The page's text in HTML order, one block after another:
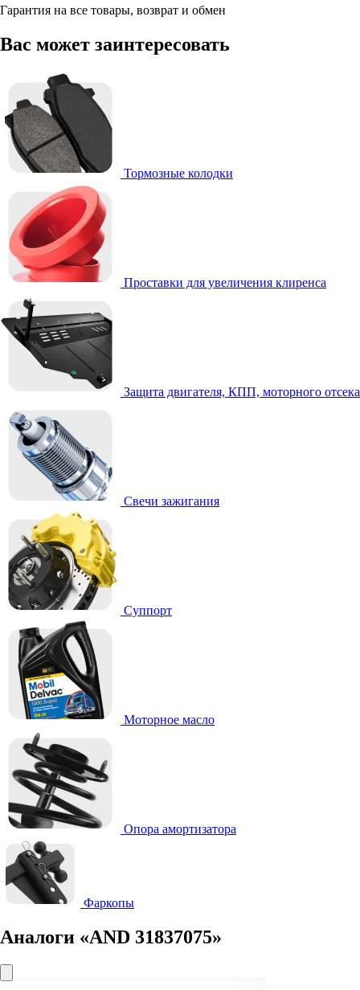
Гарантия на все товары, возврат и обмен
Вас может заинтересовать
Тормозные колодки
Проставки для увеличения клиренса
Защита двигателя, КПП, моторного отсека
Свечи зажигания
Суппорт
Моторное масло
Опора амортизатора
Фаркопы
Аналоги «AND 31837075»